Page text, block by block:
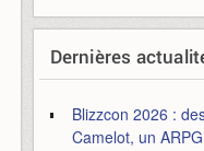
Dernières
Blizzcon 2026 :
Camelot, un